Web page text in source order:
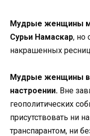
Мудрые женщины
Сурьи Намаскар, но
накрашенных
Мудрые женщины
настроении. Вне
геополитических
присутствовать ни
транспарантом, ни